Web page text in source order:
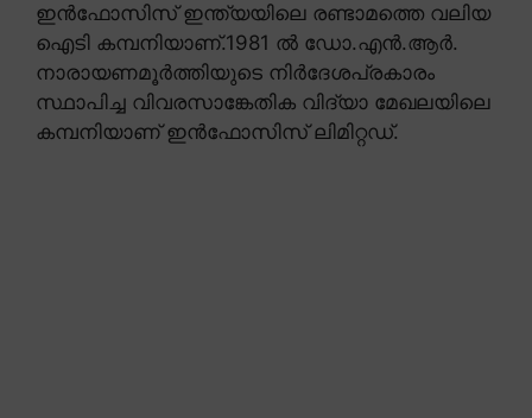
ഇൻഫോസിസ് ഇന്ത്യയിലെ രണ്ടാമത്തെ വലിയ
ഐടി കമ്പനിയാണ്.1981 ൽ ഡോ.എൻ.ആർ.
നാരായണമൂർത്തിയുടെ നിർദേശപ്രകാരം
സ്ഥാപിച്ച വിവരസാങ്കേതിക വിദ്യാ മേഖലയിലെ
കമ്പനിയാണ് ഇൻഫോസിസ് ലിമിറ്റഡ്.